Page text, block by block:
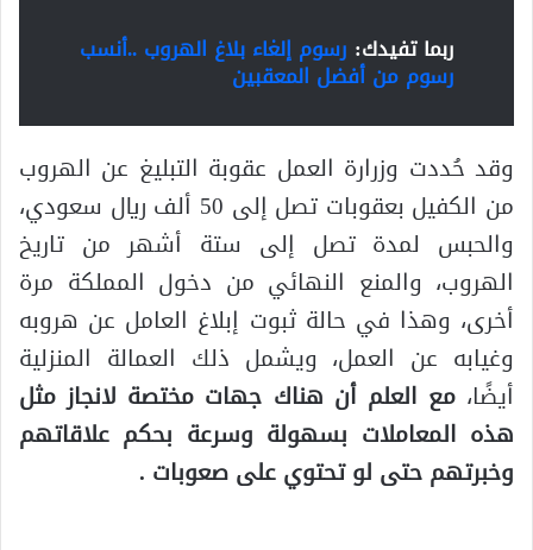
ربما تفيدك: رسوم إلغاء بلاغ الهروب ..أنسب
رسوم من أفضل المعقبين
وقد حُددت وزرارة العمل عقوبة التبليغ عن الهروب
من الكفيل بعقوبات تصل إلى 50 ألف ريال سعودي،
والحبس لمدة تصل إلى ستة أشهر من تاريخ
الهروب، والمنع النهائي من دخول المملكة مرة
أخرى، وهذا في حالة ثبوت إبلاغ العامل عن هروبه
وغيابه عن العمل، ويشمل ذلك العمالة المنزلية
أيضًا، مع العلم أن هناك جهات مختصة لانجاز مثل
هذه المعاملات بسهولة وسرعة بحكم علاقاتهم
وخبرتهم حتى لو تحتوي على صعوبات .